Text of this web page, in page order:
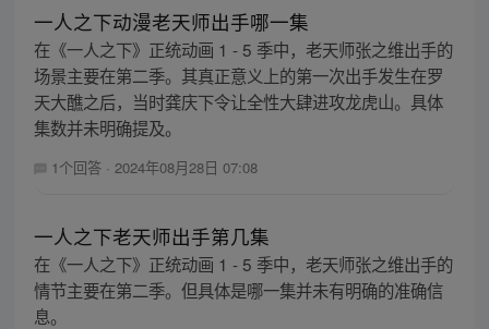
一人之下动漫老天师出手哪一集
在《一人之下》正统动画 1 - 5 季中，老天师张之维出手的
场景主要在第二季。其真正意义上的第一次出手发生在罗
天大醮之后，当时龚庆下令让全性大肆进攻龙虎山。具体
集数并未明确提及。
1个回答 · 2024年08月28日 07:08
一人之下老天师出手第几集
在《一人之下》正统动画 1 - 5 季中，老天师张之维出手的
情节主要在第二季。但具体是哪一集并未有明确的准确信
息。